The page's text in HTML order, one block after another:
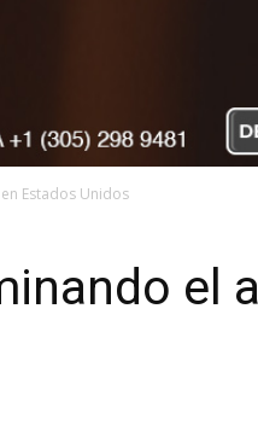
Estados Unidos
el